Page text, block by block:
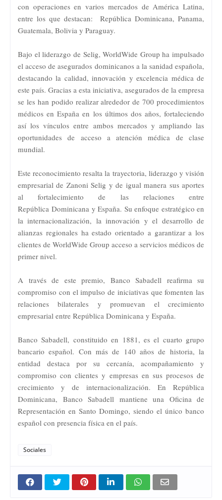
con operaciones en varios mercados de América Latina,
entre los que destacan: República Dominicana, Panama,
Guatemala, Bolivia y Paraguay.
Bajo el liderazgo de Selig, WorldWide Group ha impulsado
el acceso de asegurados dominicanos a la sanidad española,
destacando la calidad, innovación y excelencia médica de
este país. Gracias a esta iniciativa, asegurados de la empresa
se les han podido realizar alrededor de 700 procedimientos
médicos en España en los últimos dos años, fortaleciendo
así los vínculos entre ambos mercados y ampliando las
oportunidades de acceso a atención médica de clase
mundial.
Este reconocimiento resalta la trayectoria, liderazgo y visión
empresarial de Zanoni Selig y de igual manera sus aportes
al fortalecimiento de las relaciones entre
RepúblicaDominicana y España. Su enfoque estratégico en
la internacionalización, la innovación y el desarrollo de
alianzas regionales ha estado orientado a garantizar a los
clientes de WorldWide Group acceso a servicios médicos de
primer nivel.
A través de este premio, Banco Sabadell reafirma su
compromiso con el impulso de iniciativas que fomenten las
relaciones bilaterales y promuevan el crecimiento
empresarial entre República Dominicana y España.
Banco Sabadell, constituido en 1881, es el cuarto grupo
bancario español. Con más de 140 años de historia, la
entidad destaca por su cercanía, acompañamiento y
compromiso con clientes y empresas en sus procesos de
crecimiento y de internacionalización. En República
Dominicana, Banco Sabadell mantiene una Oficina de
Representación en Santo Domingo, siendo el único banco
español con presencia física en el país.
Sociales